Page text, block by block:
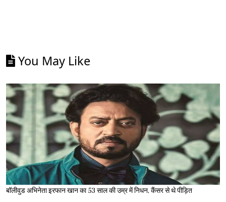
You May Like
बॉलीवुड अभिनेता इरफान खान का 53 साल की उम्र में निधन, कैंसर से थे पीड़ित